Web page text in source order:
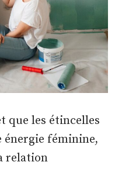
que les étincelles
énergie féminine,
relation